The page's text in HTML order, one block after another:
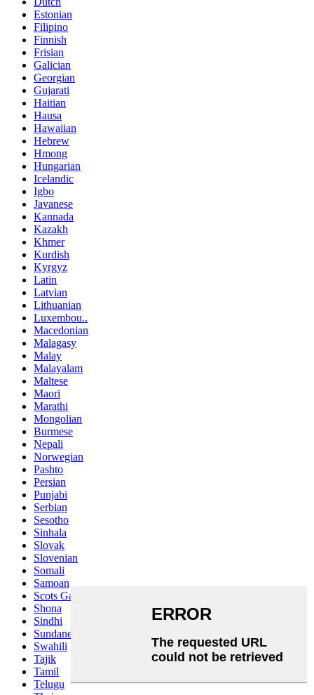
Estonian
Filipino
Finnish
Frisian
Galician
Georgian
Gujarati
Haitian
Hausa
Hawaiian
Hebrew
Hmong
Hungarian
Icelandic
Igbo
Javanese
Kannada
Kazakh
Khmer
Kurdish
Kyrgyz
Latin
Latvian
Lithuanian
Luxembou..
Macedonian
Malagasy
Malay
Malayalam
Maltese
Maori
Marathi
Mongolian
Burmese
Nepali
Norwegian
Pashto
Persian
Punjabi
Serbian
Sesotho
Sinhala
Slovak
Slovenian
Somali
Samoan
Scots Gaelic
Shona
Sindhi
Sundanese
Swahili
Tajik
Tamil
Telugu